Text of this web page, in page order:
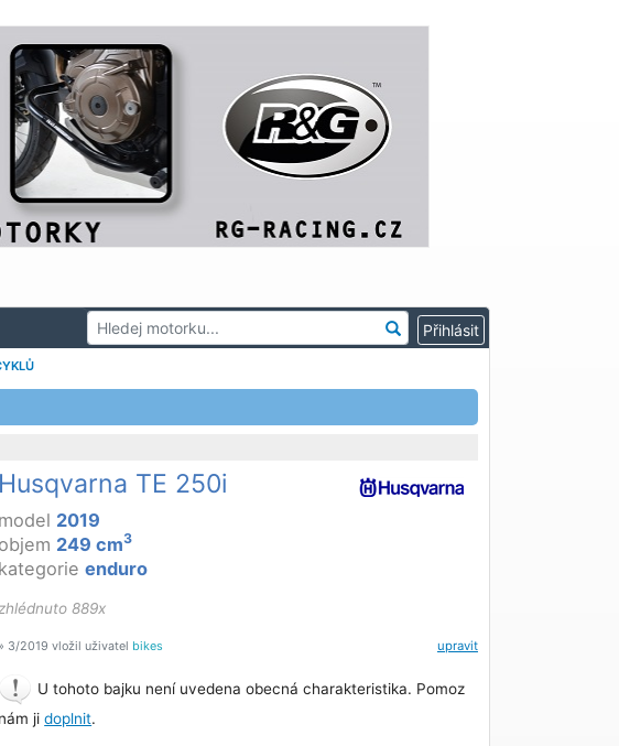
Husqvarna TE 250i
model 2019
objem 249 cm3
kategorieenduro
zhlédnuto 889x
upravit
» 3/2019 vložil uživatel bikes
U tohoto bajku není uvedena obecná charakteristika. Pomoz
nám jidoplnit.